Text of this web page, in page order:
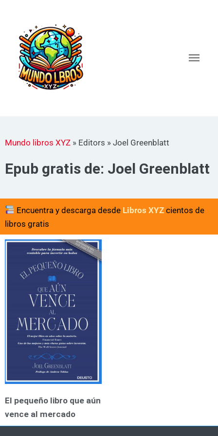
contenido
Mundo libros XYZ » Editors » Joel Greenblatt
Epub gratis de: Joel Greenblatt
Encuentra y descarga desde Libros XYZcientos de
libros gratis
El pequeño libro que aún
vence al mercado